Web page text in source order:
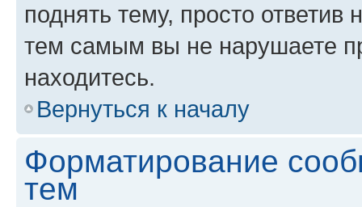
поднять тему, просто ответив
тем самым вы не нарушаете
находитесь.
Вернуться к началу
Форматирование
тем